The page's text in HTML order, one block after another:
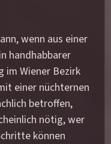
wenn aus einer
handhabbarer
im Wiener Bezirk
einer nüchternen
betroffen,
nötig, wer
können